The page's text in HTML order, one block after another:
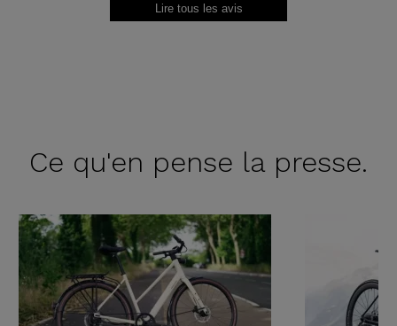
Lire tous les avis
Ce qu'en pense la presse.